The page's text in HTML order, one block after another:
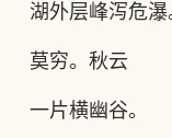
湖外层峰泻危
莫穷。秋云
一片横幽谷。